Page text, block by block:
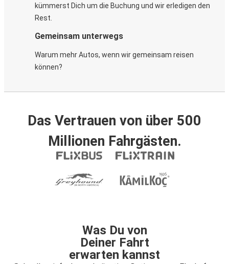
kümmerst Dich um die Buchung und wir erledigen den
Rest.
Gemeinsam unterwegs
Warum mehr Autos, wenn wir gemeinsam reisen
können?
Das Vertrauen von über 500
Millionen Fahrgästen.
Was Du von
Deiner Fahrt
erwarten kannst